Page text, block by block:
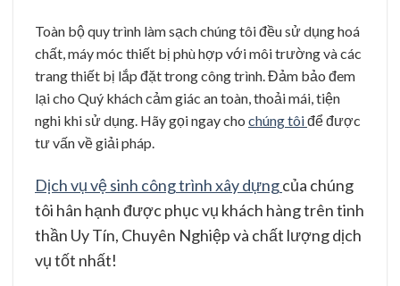
Toàn bộ quy trình làm sạch chúng tôi đều sử dụng hoá
chất, máy móc thiết bị phù hợp với môi trường và các
trang thiết bị lắp đặt trong công trình. Đảm bảo đem
lại cho Quý khách cảm giác an toàn, thoải mái, tiện
nghi khi sử dụng. Hãy gọi ngay cho chúng tôiđể được
tư vấn về giải pháp.
Dịch vụ vệ sinh công trình xây dựngcủa chúng
tôi hân hạnh được phục vụ khách hàng trên tinh
thần Uy Tín, Chuyên Nghiệp và chất lượng dịch
vụ tốt nhất!